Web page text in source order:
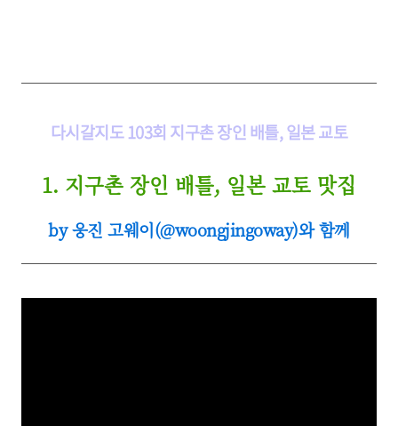
다시갈지도 103회 지구촌 장인 배틀, 일본 교토
1. 지구촌 장인 배틀, 일본 교토 맛집
by 웅진 고웨이(@woongjingoway)와 함께